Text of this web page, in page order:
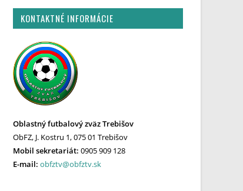
KONTAKTNÉ INFORMÁCIE
Oblastný futbalový zväz Trebišov
ObFZ, J. Kostru 1, 075 01 Trebišov
Mobil sekretariát: 0905 909 128
E-mail: obfztv@obfztv.sk